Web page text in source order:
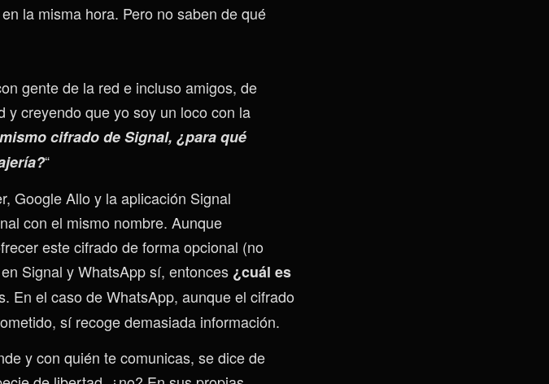
la misma hora. Pero no saben de qué
gente de la red e incluso amigos, de
creyendo que yo soy un loco con la
cifrado de Signal, ¿para qué
“
Google Allo y la aplicación Signal
con el mismo nombre. Aunque
este cifrado de forma opcional (no
Signal y WhatsApp sí, entonces ¿cuál es
En el caso de WhatsApp, aunque el cifrado
sí recoge demasiada información.
y con quién te comunicas, se dice de